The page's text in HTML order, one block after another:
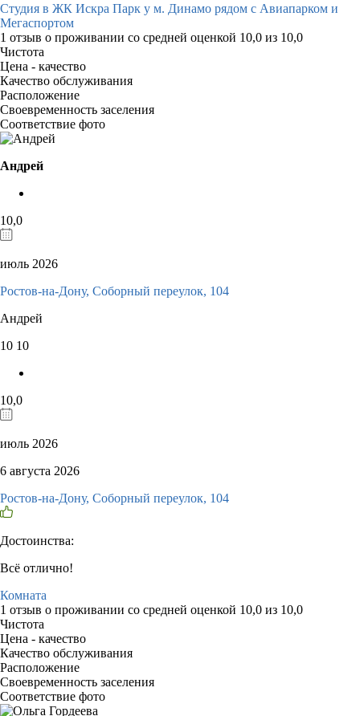
Студия в ЖК Искра Парк у м. Динамо рядом с Авиапарком и
Мегаспортом
1 отзыв о проживании со средней оценкой 10,0 из 10,0
Чистота
Цена - качество
Качество обслуживания
Расположение
Своевременность заселения
Соответствие фото
Андрей
10,0
июль 2026
Ростов-на-Дону, Соборный переулок, 104
Андрей
10 10
10,0
июль 2026
6 августа 2026
Ростов-на-Дону, Соборный переулок, 104
Достоинства:
Всё отлично!
Комната
1 отзыв о проживании со средней оценкой 10,0 из 10,0
Чистота
Цена - качество
Качество обслуживания
Расположение
Своевременность заселения
Соответствие фото